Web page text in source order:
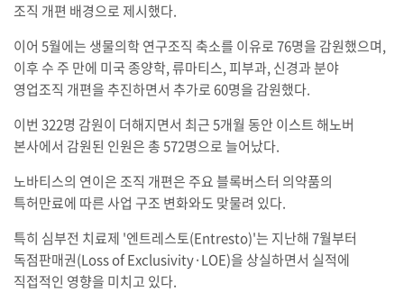
조직 개편 배경으로 제시했다.
이어 5월에는 생물의학 연구조직 축소를 이유로 76명을 감원했으며,
이후 수 주 만에 미국 종양학, 류마티스, 피부과, 신경과 분야
영업조직 개편을 추진하면서 추가로 60명을 감원했다.
이번 322명 감원이 더해지면서 최근 5개월 동안 이스트 해노버
본사에서 감원된 인원은 총 572명으로 늘어났다.
노바티스의 연이은 조직 개편은 주요 블록버스터 의약품의
특허만료에 따른 사업 구조 변화와도 맞물려 있다.
특히 심부전 치료제 '엔트레스토(Entresto)'는 지난해 7월부터
독점판매권(Loss of Exclusivity·LOE)을 상실하면서 실적에
직접적인 영향을 미치고 있다.